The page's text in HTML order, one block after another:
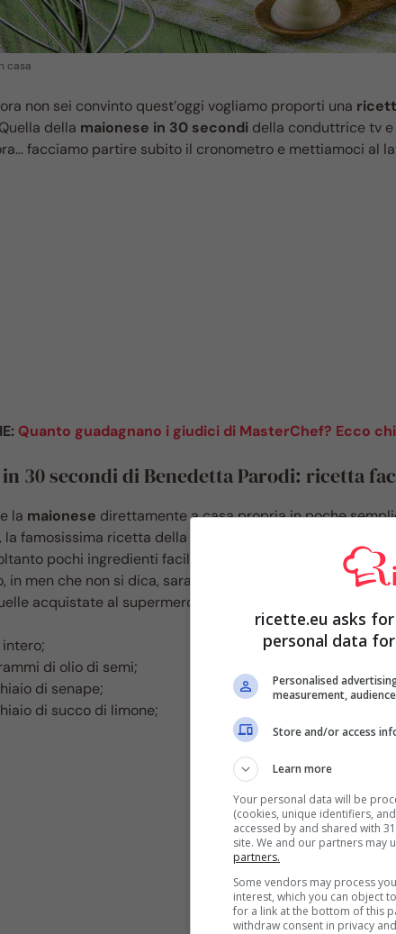
casa
non sei convinto quest’oggi vogliamo proporti una
Quella della maionese in 30 secondi della conduttrice tv
facciamo partire subito il cronometro e mettiamoci al
Quanto guadagnano i giudici di MasterChef? Ecco
in 30 secondi di Benedetta Parodi: ricetta
la maionese direttamente a casa propria in poche
la famosissima ricetta della conduttrice di
pochi ingredienti facilmente reperibili in ogni cucina e
in men che non si dica, sarai pronto a portare in tavola
acquistate al supermercato. Per prima cosa, però,
intero;
di olio di semi;
di senape;
di succo di limone;
ricette.eu asks
personal data
Personalised
measurement,
Store and/or access
Learn more
Your personal data will be
(cookies, unique identifiers,
accessed by and shared with
site. We and our partners may
partners.
Some vendors may process
interest, which you can object
for a link at the bottom of this
withdraw consent in privacy